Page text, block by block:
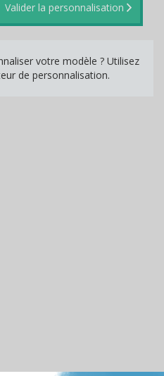
Valider la personnalisation
votre modèle ? Utilisez
de personnalisation.